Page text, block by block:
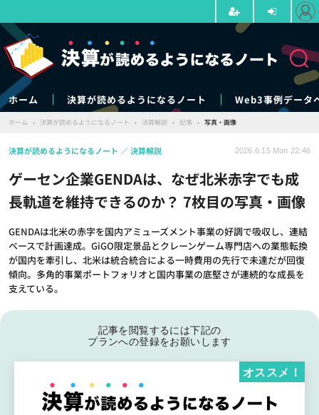
ホーム 決算が読めるようになるノート Web3事例データ
ホーム › 決算が読めるようになるノート › 決算解説 › 記事 › 写真・画像
ゲーセン企業GENDAは、なぜ北米赤字でも成
長軌道を維持できるのか？ 7枚目の写真・画像
GENDAは北米の赤字を国内アミューズメント事業の好調で吸収し、連結
ベースで計画達成。GiGO限定景品とクレーンゲーム専門店への業態転換
が国内を牽引し、北米は統合統合による一時費用の先行で未達だが回復
傾向。多角的事業ポートフォリオと国内事業の底堅さが連続的な成長を
支えている。
決算が読めるようになるノート 決算解説 2026.6.15 Mon 22:46
記事を閲覧するには下記の
プランへの登録をお願いします
オススメ！